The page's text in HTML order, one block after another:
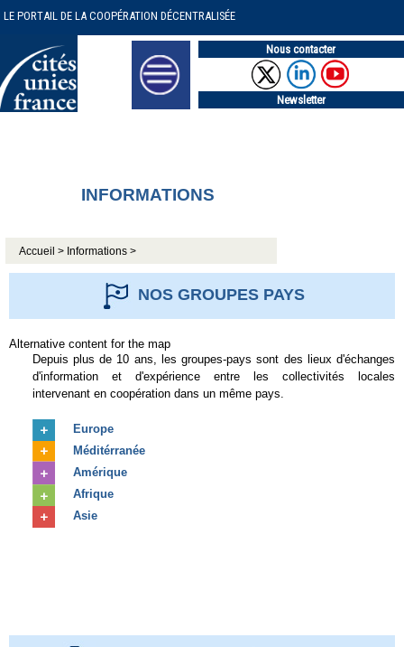
LE PORTAIL DE LA COOPÉRATION DÉCENTRALISÉE
Nous contacter
Newsletter
INFORMATIONS
Accueil > Informations >
NOS GROUPES PAYS
Alternative content for the map
Depuis plus de 10 ans, les groupes-pays sont des lieux d'échanges
d'information et d'expérience entre les collectivités locales
intervenant en coopération dans un même pays.
Europe
Méditérranée
Amérique
Afrique
Asie